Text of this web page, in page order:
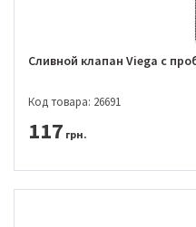
Сливной клапан Viega с
Код товара: 26691
117 грн.